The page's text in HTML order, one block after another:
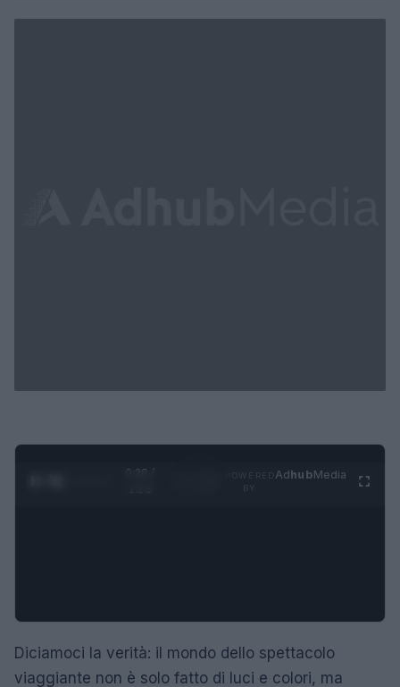
0:29 /
AdhubMedia
Diciamoci la verità: il mondo dello spettacolo
viaggiante non è solo fatto di luci e colori, ma